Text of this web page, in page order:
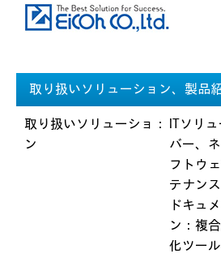
取り扱いソリューション、製品
取り扱いソリューショ
ン
： ITソリ
バー、
フトウ
テナンス
ドキュ
ン：複
化ツー